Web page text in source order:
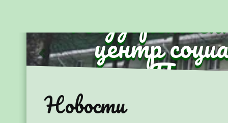
центр
Предыдущий
Новости